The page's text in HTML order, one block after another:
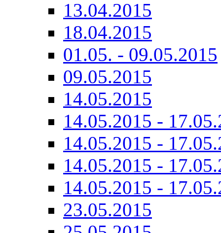
13.04.2015
18.04.2015
01.05. - 09.05.2015
09.05.2015
14.05.2015
14.05.2015 -
14.05.2015 -
14.05.2015 -
14.05.2015 -
23.05.2015